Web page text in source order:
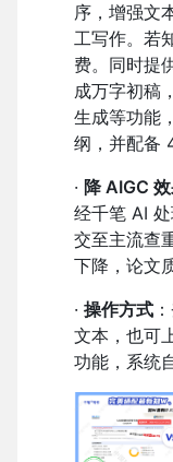
序，增强文
工写作。若
费。同时提
成万字初稿
生成等功能
纲，并配备
· 降 AIGC
经千笔 AI
交至主流查
下降，论文
· 操作方式
文本，也可
功能，系统